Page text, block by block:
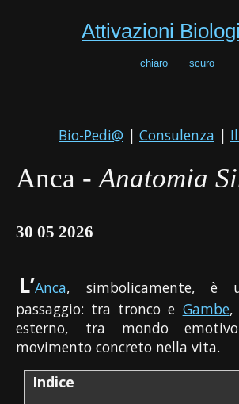
Attivazioni
chiaro scuro
Bio-Pedi@ | Consulenza |
Anca -Anatomia
30 05 2026
L’Anca, simbolicamente, è
passaggio: tra tronco e Gambe,
esterno, tra mondo
movimento concreto nella vita.
Indice